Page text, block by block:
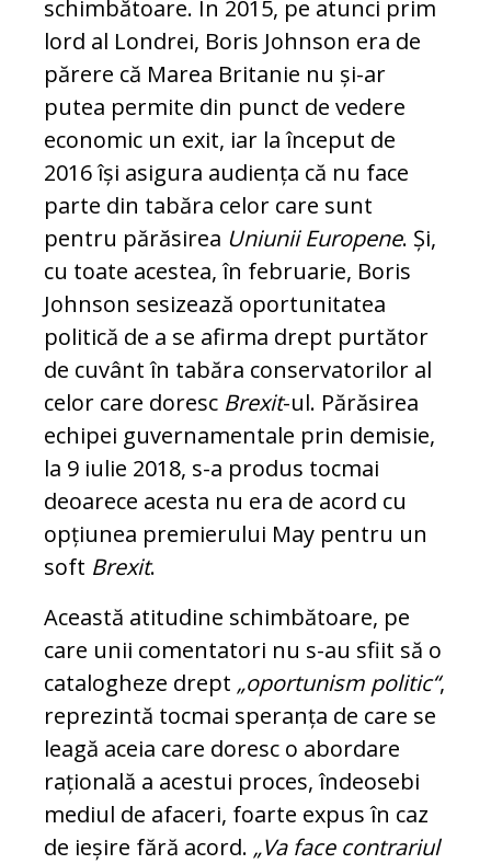
schimbătoare. În 2015, pe atunci prim
lord al Londrei, Boris Johnson era de
părere că Marea Britanie nu și-ar
putea permite din punct de vedere
economic un exit, iar la început de
2016 își asigura audiența că nu face
parte din tabăra celor care sunt
pentru părăsirea Uniunii Europene. Și,
cu toate acestea, în februarie, Boris
Johnson sesizează oportunitatea
politică de a se afirma drept purtător
de cuvânt în tabăra conservatorilor al
celor care doresc Brexit-ul. Părăsirea
echipei guvernamentale prin demisie,
la 9 iulie 2018, s-a produs tocmai
deoarece acesta nu era de acord cu
opțiunea premierului May pentru un
soft Brexit.
Această atitudine schimbătoare, pe
care unii comentatori nu s-au sfiit să o
catalogheze drept „oportunism politic“,
reprezintă tocmai speranța de care se
leagă aceia care doresc o abordare
rațională a acestui proces, îndeosebi
mediul de afaceri, foarte expus în caz
de ieșire fără acord. „Va face contrariul